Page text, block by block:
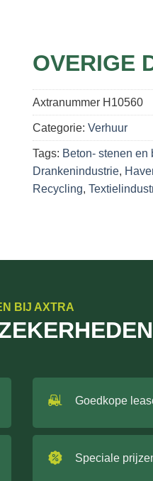
OVERIGE
Axtranummer H10560
Categorie: Verhuur
Tags: Beton- stenen en
Drankenindustrie,
Recycling,
BIJ AXTRA
Goedkope
Speciale